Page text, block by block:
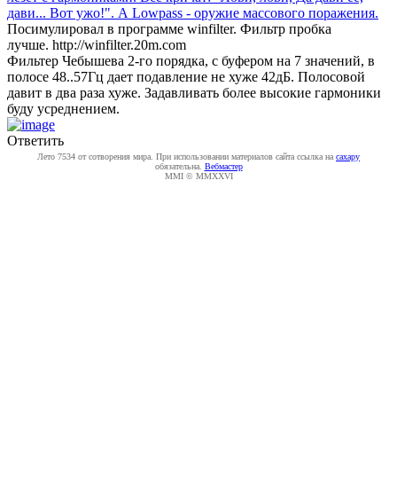
дави... Вот ужо!". А Lowpass - оружие массового поражения.
Посимулировал в программе winfilter. Фильтр пробка
лучше. http://winfilter.20m.com
Фильтер Чебышева 2-го порядка, с буфером на 7 значений, в
полосе 48..57Гц дает подавление не хуже 42дБ. Полосовой
давит в два раза хуже. Задавливать более высокие гармоники
буду усреднением.
Ответить
Лето 7534 от сотворения мира. При использовании материалов сайта ссылка на caxapу
обязательна. Вебмастер
MMI © MMXXVI